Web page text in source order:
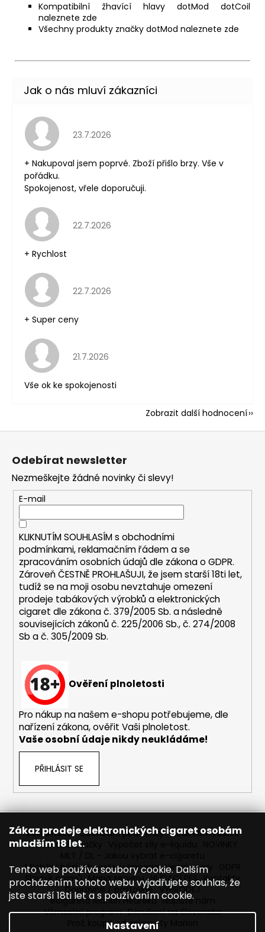
Zákaz prodeje elektronických cigaret osobám
mladším 18 let.
Tento web používá soubory cookie. Dalším
procházením tohoto webu vyjadřujete souhlas, že
jste starší 18ti let a s používáním cookie.
Nastavení
Kompatibilní žhavící hlavy dotMod dotCoil
naleznete zde
Všechny produkty značky dotMod naleznete zde
Hodnocení obchodu je 5 z 5 hvězdiček.
23.7.2026
+ Nakupoval jsem poprvé. Zboží přišlo brzy. Vše v
pořádku.
Spokojenost, vřele doporučuji.
Hodnocení obchodu je 5 z 5 hvězdiček.
22.7.2026
+ Rychlost
Hodnocení obchodu je 5 z 5 hvězdiček.
22.7.2026
+ Super ceny
Hodnocení obchodu je 5 z 5 hvězdiček.
21.7.2026
Vše ok ke spokojenosti
Zobrazit další hodnocení
Odebírat newsletter
Nezmeškejte žádné novinky či slevy!
E-mail
KLIKNUTÍM SOUHLASÍM s obchodními
podmínkami,reklamačním řádem a se
zpracováním osobních údajů dle zákona oGDPR.
Zároveň ČESTNĚ PROHLAŠUJI, že jsem starší 18ti let,
tudíž se na moji osobu nevztahuje omezení
prodeje tabákových výrobků a elektronických
cigaret dle zákona č. 379/2005 Sb. a následně
souvisejících zákonů č. 225/2006 Sb., č. 274/2008
Sb a č. 305/2009 Sb.
Ověření plnoletosti
Pro nákup na našem e-shopu potřebujeme, dle
nařízení zákona, ověřit Vaši plnoletost.
Vaše osobní údaje nikdy neukládáme!
PŘIHLÁSIT SE
Reklamace Obchodní podmínky Sledování zásilek
Prodávané značky
Míchání bází a boosteru Imperia Newslettery
Slovník pojmů Mapa serveru HLÍDACÍ PES Kontakty
Dopravné / poštovné VÝPRODEJ
ecigareta Marion Heureka Napište nám
Věrnostní program Doručení na Slovensko
Proč koupit od ecigarety Marion